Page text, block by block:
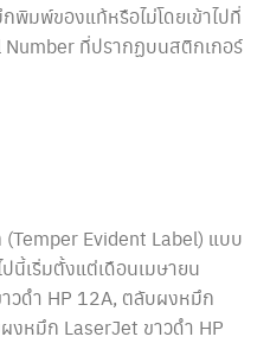
มพ์ของแท้หรือไม่โดยเข้าไปที่
ที่ปรากฏบนสติกเกอร์
Evident Label) แบบ
นี้เริ่มตั้งแต่เดือนเมษายน
ดำ HP 12A, ตลับผงหมึก
งหมึก LaserJet ขาวดำ HP